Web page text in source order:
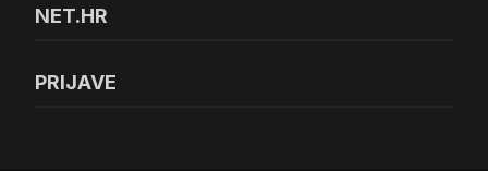
NET.HR
PRIJAVE